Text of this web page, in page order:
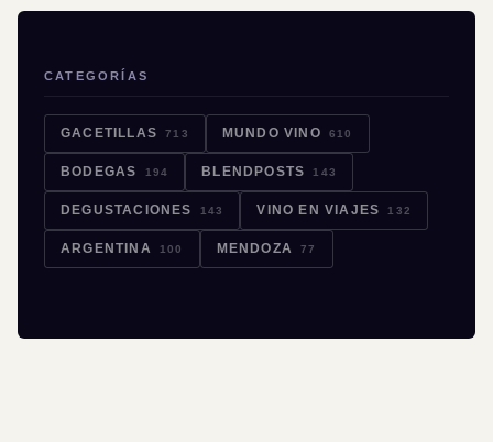
CATEGORÍAS
GACETILLAS 713 MUNDO VINO 610
BODEGAS 194 BLENDPOSTS 143
DEGUSTACIONES 143 VINO EN VIAJES 132
ARGENTINA 100 MENDOZA 77